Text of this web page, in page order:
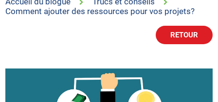
Comment ajouter des ressources pour vos projets?
RETOUR